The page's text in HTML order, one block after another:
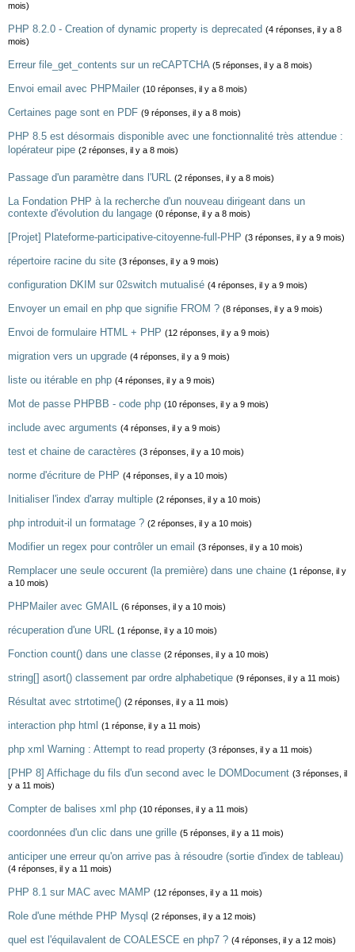
mois)
PHP 8.2.0 - Creation of dynamic property is deprecated (4 réponses, il y a 8
mois)
Erreur file_get_contents sur un reCAPTCHA (5 réponses, il y a 8 mois)
Envoi email avec PHPMailer (10 réponses, il y a 8 mois)
Certaines page sont en PDF (9 réponses, il y a 8 mois)
PHP 8.5 est désormais disponible avec une fonctionnalité très attendue :
lopérateur pipe (2 réponses, il y a 8 mois)
Passage d'un paramètre dans l'URL (2 réponses, il y a 8 mois)
La Fondation PHP à la recherche d'un nouveau dirigeant dans un
contexte d'évolution du langage (0 réponse, il y a 8 mois)
[Projet] Plateforme-participative-citoyenne-full-PHP (3 réponses, il y a 9 mois)
répertoire racine du site (3 réponses, il y a 9 mois)
configuration DKIM sur 02switch mutualisé (4 réponses, il y a 9 mois)
Envoyer un email en php que signifie FROM ? (8 réponses, il y a 9 mois)
Envoi de formulaire HTML + PHP (12 réponses, il y a 9 mois)
migration vers un upgrade (4 réponses, il y a 9 mois)
liste ou itérable en php (4 réponses, il y a 9 mois)
Mot de passe PHPBB - code php (10 réponses, il y a 9 mois)
include avec arguments (4 réponses, il y a 9 mois)
test et chaine de caractères (3 réponses, il y a 10 mois)
norme d'écriture de PHP (4 réponses, il y a 10 mois)
Initialiser l'index d'array multiple (2 réponses, il y a 10 mois)
php introduit-il un formatage ? (2 réponses, il y a 10 mois)
Modifier un regex pour contrôler un email (3 réponses, il y a 10 mois)
Remplacer une seule occurent (la première) dans une chaine (1 réponse, il y
a 10 mois)
PHPMailer avec GMAIL (6 réponses, il y a 10 mois)
récuperation d'une URL (1 réponse, il y a 10 mois)
Fonction count() dans une classe (2 réponses, il y a 10 mois)
string[] asort() classement par ordre alphabetique (9 réponses, il y a 11 mois)
Résultat avec strtotime() (2 réponses, il y a 11 mois)
interaction php html (1 réponse, il y a 11 mois)
php xml Warning : Attempt to read property (3 réponses, il y a 11 mois)
[PHP 8] Affichage du fils d'un second avec le DOMDocument (3 réponses, il
y a 11 mois)
Compter de balises xml php (10 réponses, il y a 11 mois)
coordonnées d'un clic dans une grille (5 réponses, il y a 11 mois)
anticiper une erreur qu'on arrive pas à résoudre (sortie d'index de tableau)
(4 réponses, il y a 11 mois)
PHP 8.1 sur MAC avec MAMP (12 réponses, il y a 11 mois)
Role d'une méthde PHP Mysql (2 réponses, il y a 12 mois)
quel est l'équilavalent de COALESCE en php7 ? (4 réponses, il y a 12 mois)